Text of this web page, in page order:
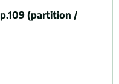
(partition /